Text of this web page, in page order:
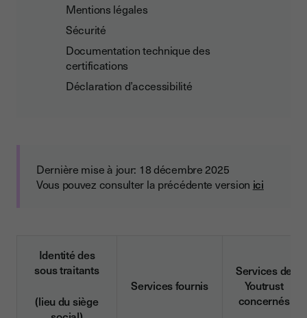
Mentions légales
Sécurité
Documentation technique des
certifications
Déclaration d’accessibilité
Dernière mise à jour: 18 décembre 2025
Vous pouvez consulter la précédente version ici
Identité des
sous traitants
(lieu du siège
Services fournis
Services de
Youtrust
concernés